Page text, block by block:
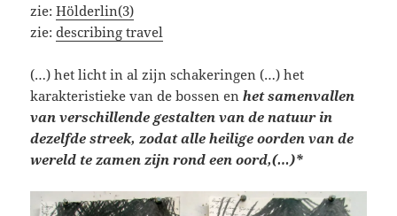
zie:Hölderlin(3)
zie:describing travel
(…) het licht in al zijn schakeringen (…) het
karakteristieke van de bossen enhet samenvallen
van verschillende gestalten van de natuur in
dezelfde streek, zodat alle heilige oorden van de
wereld te zamen zijn rond een oord,(…)*